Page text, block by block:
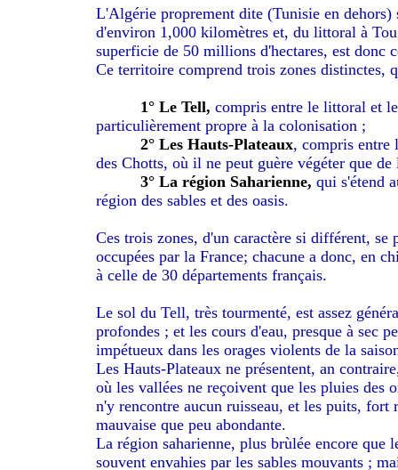
L'Algérie proprement dite (Tunisie en
d'environ 1,000 kilomètres et, du littoral à
superficie de 50 millions d'hectares, est donc
Ce territoire comprend trois zones distinctes,
1° Le Tell, compris entre le littoral et
particulièrement propre à la colonisation ;
2° Les Hauts-Plateaux, compris entre
des Chotts, où il ne peut guère végéter que de
3° La région Saharienne, qui s'étend
région des sables et des oasis.
Ces trois zones, d'un caractère si différent, se
occupées par la France; chacune a donc, en
à celle de 30 départements français.
Le sol du Tell, très tourmenté, est assez
profondes ; et les cours d'eau, presque à sec
impétueux dans les orages violents de la
Les Hauts-Plateaux ne présentent, an
où les vallées ne reçoivent que les pluies des
n'y rencontre aucun ruisseau, et les puits, fort
mauvaise que peu abondante.
La région saharienne, plus brùlée encore que
souvent envahies par les sables mouvants ;